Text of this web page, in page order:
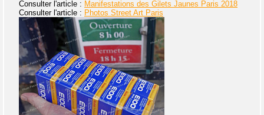
Consulter l'article : Manifestations des Gilets Jaunes Paris 2018
Consulter l'article : Photos Street Art Paris